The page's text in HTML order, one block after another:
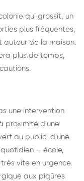
qui grossit, un
plus fréquentes,
autour de la maison.
plus de temps,
une intervention
proximité d'une
au public, d'une
— école,
vite en urgence.
aux piqûres